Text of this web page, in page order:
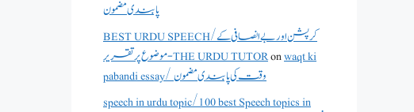
پابندی مضمون
BEST URDU SPEECH/کرپشن اور بے انصافی کے
موضوع پر تقریر - THE URDU TUTORonwaqt ki
pabandi essay/ وقت کی پابندی مضمون
speech in urdu topic/100 best Speech topics in